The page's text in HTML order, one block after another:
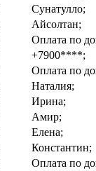
Сунатулло;
Айсолтан;
Оплата по
+7900****;
Оплата по
Наталия;
Ирина;
Амир;
Елена;
Константин;
Оплата по